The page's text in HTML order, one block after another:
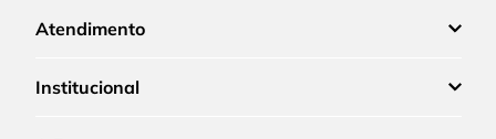
Atendimento
Institucional